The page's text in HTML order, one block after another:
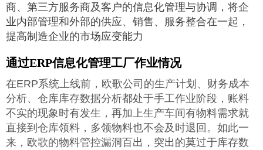
商、第三方服务商及客户的信息化管理与协调，将企
业内部管理和外部的供应、销售、服务整合在一起，
提高制造企业的市场应变能力
通过ERP信息化管理工厂作业情况
在ERP系统上线前，欧歌公司的生产计划、财务成本
分析、仓库库存数据分析都处于手工作业阶段，账料
不实的现象时有发生，再加上生产车间有物料需求就
直接到仓库领料，多领物料也不会及时退回。如此一
来，欧歌的物料管控漏洞百出，突出的莫过于库存数